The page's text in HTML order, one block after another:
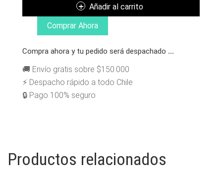
CANTIDAD
Añadir al carrito
Comprar Ahora
Compra ahora y tu pedido será despachado ...
🚚 Envío gratis sobre $150.000
⚡ Despacho rápido a todo Chile
🔒 Pago 100% seguro
Productos relacionados